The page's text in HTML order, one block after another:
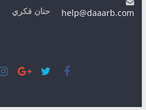
help@daaarb.com
حنان فكري